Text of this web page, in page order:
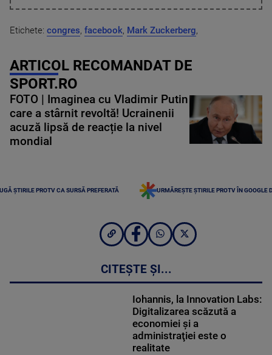
Etichete: congres, facebook, Mark Zuckerberg,
ARTICOL RECOMANDAT DE
SPORT.RO
FOTO | Imaginea cu Vladimir Putin
care a stârnit revoltă! Ucrainenii
acuză lipsă de reacție la nivel
mondial
ȘTIRILE PROTV CA SURSĂ PREFERATĂ URMĂREȘTE ȘTIRILE PROTV ÎN GOOGLE
CITEȘTE ȘI...
Iohannis, la Innovation Labs:
Digitalizarea scăzută a
economiei şi a
administraţiei este o
realitate